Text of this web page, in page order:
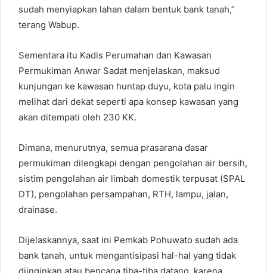
sudah menyiapkan lahan dalam bentuk bank tanah,”
terang Wabup.
Sementara itu Kadis Perumahan dan Kawasan
Permukiman Anwar Sadat menjelaskan, maksud
kunjungan ke kawasan huntap duyu, kota palu ingin
melihat dari dekat seperti apa konsep kawasan yang
akan ditempati oleh 230 KK.
Dimana, menurutnya, semua prasarana dasar
permukiman dilengkapi dengan pengolahan air bersih,
sistim pengolahan air limbah domestik terpusat (SPAL
DT), pengolahan persampahan, RTH, lampu, jalan,
drainase.
Dijelaskannya, saat ini Pemkab Pohuwato sudah ada
bank tanah, untuk mengantisipasi hal-hal yang tidak
diinginkan atau bencana tiba-tiba datang, karena